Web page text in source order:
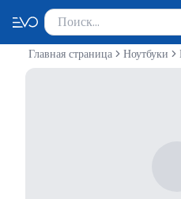
Поиск товаров
Введите минимум 2
Главная страница Ноутбуки